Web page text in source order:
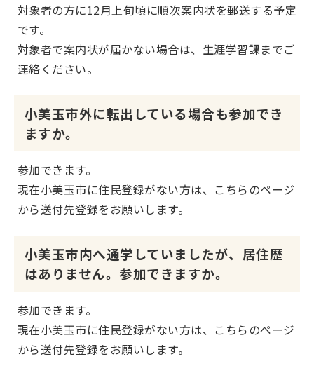
対象者の方に12月上旬頃に順次案内状を郵送する予定
です。
対象者で案内状が届かない場合は、生涯学習課までご
連絡ください。
小美玉市外に転出している場合も参加でき
ますか。
参加できます。
現在小美玉市に住民登録がない方は、こちらのページ
から送付先登録をお願いします。
小美玉市内へ通学していましたが、居住歴
はありません。参加できますか。
参加できます。
現在小美玉市に住民登録がない方は、こちらのページ
から送付先登録をお願いします。